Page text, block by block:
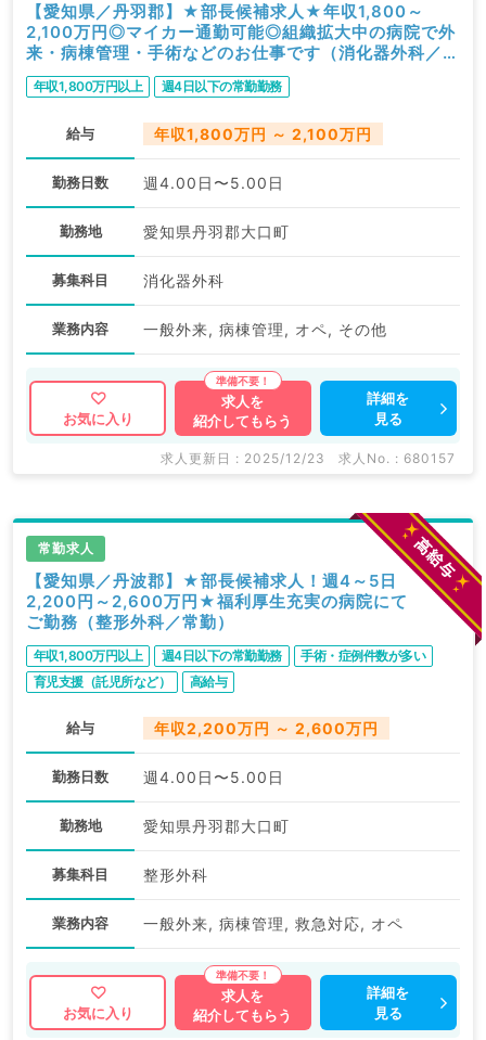
【愛知県／丹羽郡】★部長候補求人★年収1,800～
2,100万円◎マイカー通勤可能◎組織拡大中の病院で外
来・病棟管理・手術などのお仕事です（消化器外科／常
勤）
年収1,800万円以上 週4日以下の常勤勤務
給与 年収1,800万円 ～ 2,100万円
勤務日数 週4.00日〜5.00日
勤務地 愛知県丹羽郡大口町
募集科目 消化器外科
業務内容 一般外来, 病棟管理, オペ, その他
お気に入り
求人を
紹介してもらう
詳細を
見る
求人更新日 : 2025/12/23 求人No. : 680157
常勤求人
【愛知県／丹波郡】★部長候補求人！週4～5日
2,200円～2,600万円★福利厚生充実の病院にて
ご勤務（整形外科／常勤）
年収1,800万円以上 週4日以下の常勤勤務
手術・症例件数が多い
育児支援（託児所など）
高給与
給与 年収2,200万円 ～ 2,600万円
勤務日数 週4.00日〜5.00日
勤務地 愛知県丹羽郡大口町
募集科目 整形外科
業務内容 一般外来, 病棟管理, 救急対応, オペ
お気に入り
求人を
紹介してもらう
詳細を
見る